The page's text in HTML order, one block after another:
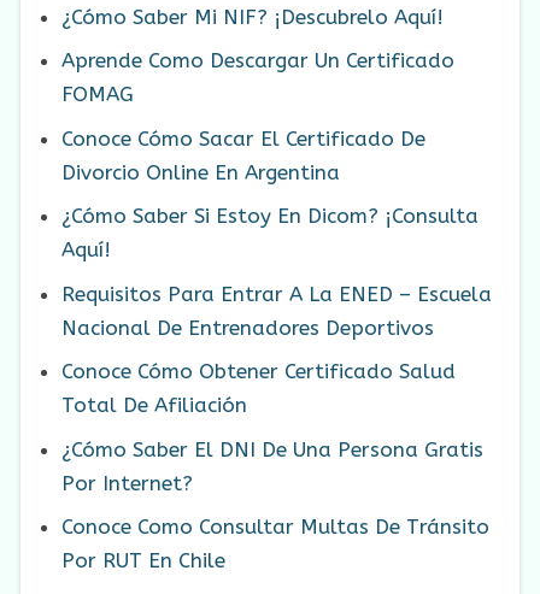
¿Cómo Saber Mi NIF? ¡Descubrelo Aquí!
Aprende Como Descargar Un Certificado
FOMAG
Conoce Cómo Sacar El Certificado De
Divorcio Online En Argentina
¿Cómo Saber Si Estoy En Dicom? ¡Consulta
Aquí!
Requisitos Para Entrar A La ENED – Escuela
Nacional De Entrenadores Deportivos
Conoce Cómo Obtener Certificado Salud
Total De Afiliación
¿Cómo Saber El DNI De Una Persona Gratis
Por Internet?
Conoce Como Consultar Multas De Tránsito
Por RUT En Chile